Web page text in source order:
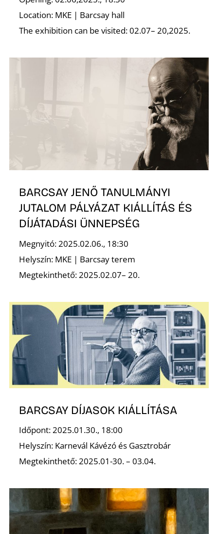
Location: MKE | Barcsay hall
The exhibition can be visited: 02.07– 20,2025.
BARCSAY JENŐ TANULMÁNYI
JUTALOM PÁLYÁZAT KIÁLLÍTÁS ÉS
DÍJÁTADÁSI ÜNNEPSÉG
Megnyitó: 2025.02.06., 18:30
Helyszín: MKE | Barcsay terem
Megtekinthető: 2025.02.07– 20.
BARCSAY DÍJASOK KIÁLLÍTÁSA
Időpont: 2025.01.30., 18:00
Helyszín: Karnevál Kávézó és Gasztrobár
Megtekinthető: 2025.01-30. – 03.04.